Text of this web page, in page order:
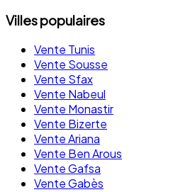
Villes populaires
Vente Tunis
Vente Sousse
Vente Sfax
Vente Nabeul
Vente Monastir
Vente Bizerte
Vente Ariana
Vente Ben Arous
Vente Gafsa
Vente Gabès